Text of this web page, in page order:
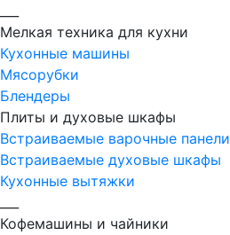
Мелкая техника для кухни
Кухонные машины
Мясорубки
Блендеры
Плиты и духовые шкафы
Встраиваемые варочные панели
Встраиваемые духовые шкафы
Кухонные вытяжки
Кофемашины и чайники